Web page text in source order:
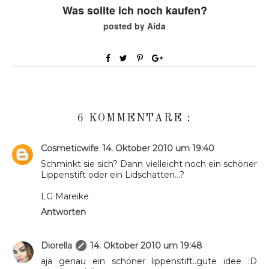
Was sollte ich noch kaufen?
posted by Aida
6 KOMMENTARE :
Cosmeticwife 14. Oktober 2010 um 19:40
Schminkt sie sich? Dann vielleicht noch ein schöner
Lippenstift oder ein Lidschatten...?
LG Mareike
Antworten
Diorella
14. Oktober 2010 um 19:48
aja genau ein schöner lippenstift..gute idee :D